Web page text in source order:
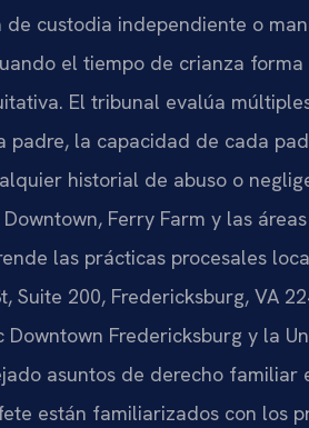
de custodia independiente o
el tiempo de crianza
El tribunal evalúa
padre, la capacidad de cada
historial de abuso o
Ferry Farm y las
las prácticas procesales
Suite 200, Fredericksburg, VA
Downtown Fredericksburg y la
asuntos de derecho familiar
están familiarizados con los